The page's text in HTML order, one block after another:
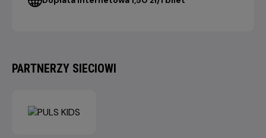
PARTNERZY SIECIOWI